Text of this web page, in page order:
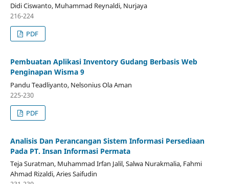
Didi Ciswanto, Muhammad Reynaldi, Nurjaya
216-224
PDF
Pembuatan Aplikasi Inventory Gudang Berbasis Web
Penginapan Wisma 9
Pandu Teadliyanto, Nelsonius Ola Aman
225-230
PDF
Analisis Dan Perancangan Sistem Informasi Persediaan
Pada PT. Insan Informasi Permata
Teja Suratman, Muhammad Irfan Jalil, Salwa Nurakmalia, Fahmi
Ahmad Rizaldi, Aries Saifudin